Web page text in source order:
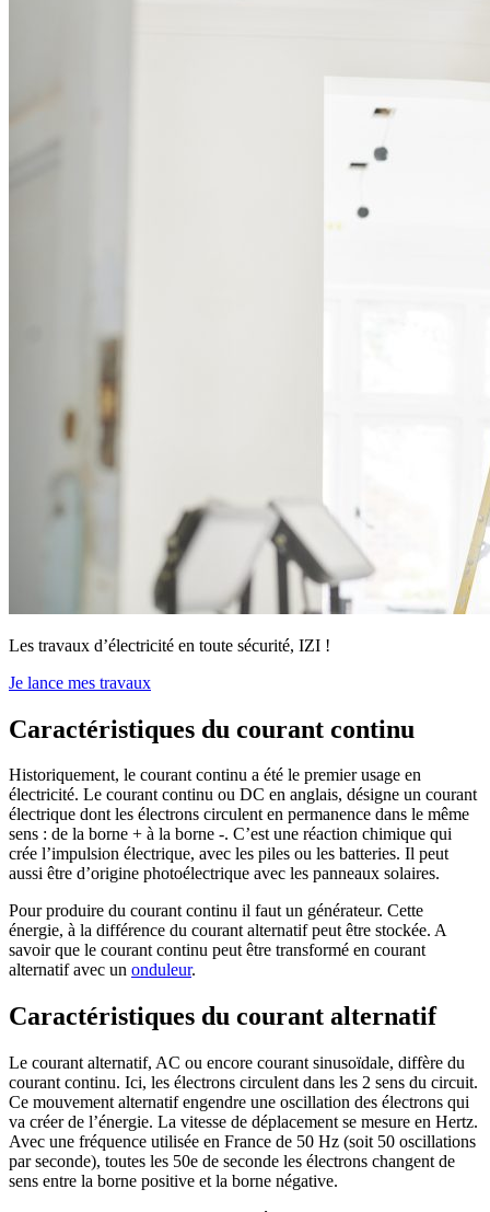
Les travaux d’électricité en toute sécurité, IZI !
Je lance mes travaux
Caractéristiques du courant continu
Historiquement, le courant continu a été le premier usage en
électricité. Le courant continu ou DC en anglais, désigne un courant
électrique dont les électrons circulent en permanence dans le même
sens : de la borne + à la borne -. C’est une réaction chimique qui
crée l’impulsion électrique, avec les piles ou les batteries. Il peut
aussi être d’origine photoélectrique avec les panneaux solaires.
Pour produire du courant continu il faut un générateur. Cette
énergie, à la différence du courant alternatif peut être stockée. A
savoir que le courant continu peut être transformé en courant
alternatif avec un onduleur.
Caractéristiques du courant alternatif
Le courant alternatif, AC ou encore courant sinusoïdale, diffère du
courant continu. Ici, les électrons circulent dans les 2 sens du circuit.
Ce mouvement alternatif engendre une oscillation des électrons qui
va créer de l’énergie. La vitesse de déplacement se mesure en Hertz.
Avec une fréquence utilisée en France de 50 Hz (soit 50 oscillations
par seconde), toutes les 50e de seconde les électrons changent de
sens entre la borne positive et la borne négative.